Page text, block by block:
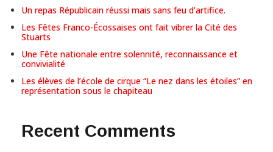
Un repas Républicain réussi mais sans feu d’artifice.
Les Fêtes Franco-Écossaises ont fait vibrer la Cité des
Stuarts
Une Fête nationale entre solennité, reconnaissance et
convivialité
Les élèves de l’école de cirque “Le nez dans les étoiles” en
représentation sous le chapiteau
Recent Comments